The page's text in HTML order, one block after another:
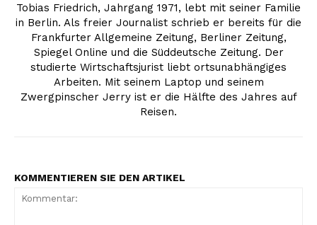
Tobias Friedrich, Jahrgang 1971, lebt mit seiner Familie
in Berlin. Als freier Journalist schrieb er bereits für die
Frankfurter Allgemeine Zeitung, Berliner Zeitung,
Spiegel Online und die Süddeutsche Zeitung. Der
studierte Wirtschaftsjurist liebt ortsunabhängiges
Arbeiten. Mit seinem Laptop und seinem
Zwergpinscher Jerry ist er die Hälfte des Jahres auf
Reisen.
KOMMENTIEREN SIE DEN ARTIKEL